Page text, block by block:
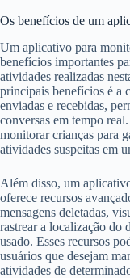
Os benefícios de um
Um aplicativo para
benefícios importantes
atividades realizadas
principais benefícios é a
enviadas e recebidas,
conversas em tempo
monitorar crianças para
atividades suspeitas em
Além disso, um
oferece recursos
mensagens deletadas,
rastrear a localização do
usado. Esses recursos
usuários que desejam
atividades de